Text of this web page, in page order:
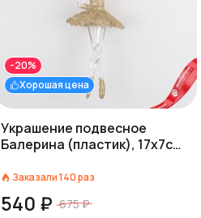
Хорошая цена
-20%
Украшение подвесное
Балерина (пластик), 17х7см,
Заказали140раз
540 ₽ 675 ₽